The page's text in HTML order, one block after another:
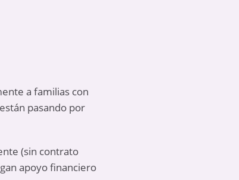
a familias con
pasando por
(sin contrato
apoyo financiero